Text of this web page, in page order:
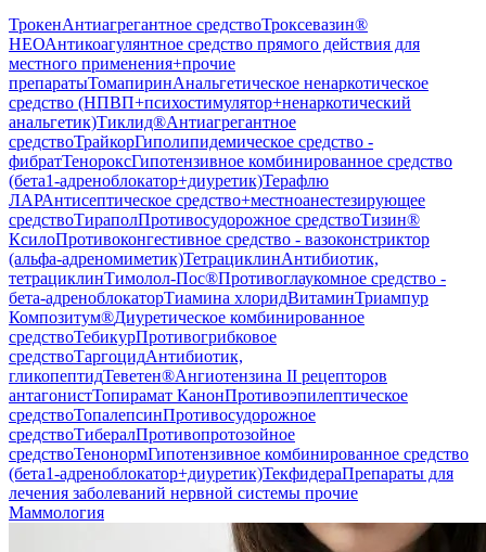
ТрокенАнтиагрегантное средствоТроксевазин®
НЕОАнтикоагулянтное средство прямого действия для
местного применения+прочие
препаратыТомапиринАнальгетическое ненаркотическое
средство (НПВП+психостимулятор+ненаркотический
анальгетик)Тиклид®Антиагрегантное
средствоТрайкорГиполипидемическое средство -
фибратТенороксГипотензивное комбинированное средство
(бета1-адреноблокатор+диуретик)Терафлю
ЛАРАнтисептическое средство+местноанестезирующее
средствоТираполПротивосудорожное средствоТизин®
КсилоПротивоконгестивное средство - вазоконстриктор
(альфа-адреномиметик)ТетрациклинАнтибиотик,
тетрациклинТимолол-Пос®Противоглаукомное средство -
бета-адреноблокаторТиамина хлоридВитаминТриампур
Композитум®Диуретическое комбинированное
средствоТебикурПротивогрибковое
средствоТаргоцидАнтибиотик,
гликопептидТеветен®Ангиотензина II рецепторов
антагонистТопирамат КанонПротивоэпилептическое
средствоТопалепсинПротивосудорожное
средствоТибералПротивопротозойное
средствоТенонормГипотензивное комбинированное средство
(бета1-адреноблокатор+диуретик)ТекфидераПрепараты для
лечения заболеваний нервной системы прочие
Маммология